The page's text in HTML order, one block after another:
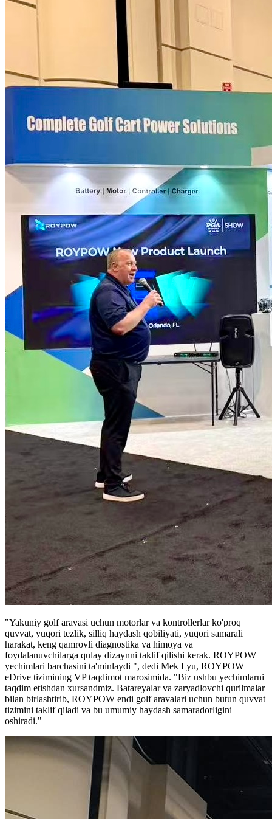
"Yakuniy golf aravasi uchun motorlar va kontrollerlar ko'proq
quvvat, yuqori tezlik, silliq haydash qobiliyati, yuqori samarali
harakat, keng qamrovli diagnostika va himoya va
foydalanuvchilarga qulay dizaynni taklif qilishi kerak. ROYPOW
yechimlari barchasini ta'minlaydi ", dedi Mek Lyu, ROYPOW
eDrive tizimining VP taqdimot marosimida. "Biz ushbu yechimlarni
taqdim etishdan xursandmiz. Batareyalar va zaryadlovchi qurilmalar
bilan birlashtirib, ROYPOW endi golf aravalari uchun butun quvvat
tizimini taklif qiladi va bu umumiy haydash samaradorligini
oshiradi."